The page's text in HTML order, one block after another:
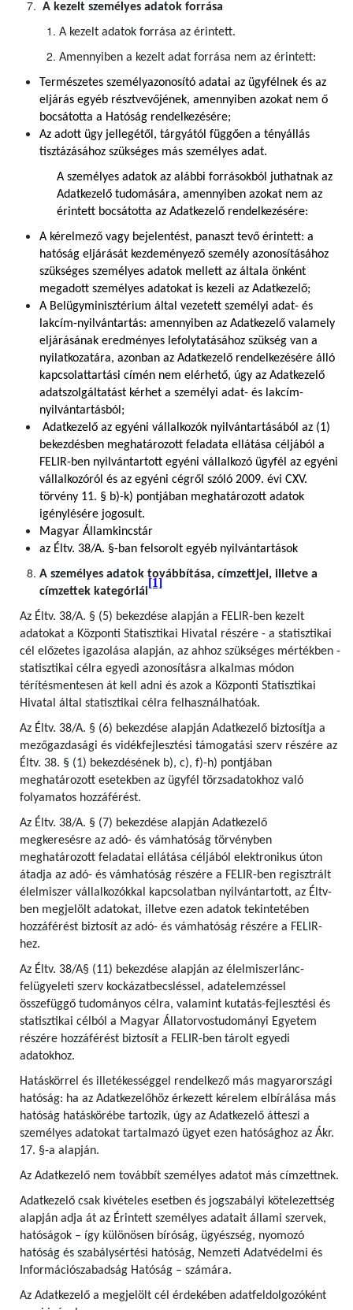
A kezelt személyes adatok forrása
A kezelt adatok forrása az érintett.
Amennyiben a kezelt adat forrása nem az érintett:
Természetes személyazonosító adatai az ügyfélnek és az
eljárás egyéb résztvevőjének, amennyiben azokat nem ő
bocsátotta a Hatóság rendelkezésére;
Az adott ügy jellegétől, tárgyától függően a tényállás
tisztázásához szükséges más személyes adat.
A személyes adatok az alábbi forrásokból juthatnak az
Adatkezelő tudomására, amennyiben azokat nem az
érintett bocsátotta az Adatkezelő rendelkezésére:
A kérelmező vagy bejelentést, panaszt tevő érintett: a
hatóság eljárását kezdeményező személy azonosításához
szükséges személyes adatok mellett az általa önként
megadott személyes adatokat is kezeli az Adatkezelő;
A Belügyminisztérium által vezetett személyi adat- és
lakcím-nyilvántartás: amennyiben az Adatkezelő valamely
eljárásának eredményes lefolytatásához szükség van a
nyilatkozatára, azonban az Adatkezelő rendelkezésére álló
kapcsolattartási címén nem elérhető, úgy az Adatkezelő
adatszolgáltatást kérhet a személyi adat- és lakcím-
nyilvántartásból;
Adatkezelő az egyéni vállalkozók nyilvántartásából az (1)
bekezdésben meghatározott feladata ellátása céljából a
FELIR-ben nyilvántartott egyéni vállalkozó ügyfél az egyéni
vállalkozóról és az egyéni cégről szóló 2009. évi CXV.
törvény 11. § b)-k) pontjában meghatározott adatok
igénylésére jogosult.
Magyar Államkincstár
az Éltv. 38/A. §-ban felsorolt egyéb nyilvántartások
A személyes adatok továbbítása, címzettjei, illetve a
címzettek kategóriái
[1]
Az Éltv. 38/A. § (5) bekezdése alapján a FELIR-ben kezelt
adatokat a Központi Statisztikai Hivatal részére - a statisztikai
cél előzetes igazolása alapján, az ahhoz szükséges mértékben -
statisztikai célra egyedi azonosításra alkalmas módon
térítésmentesen át kell adni és azok a Központi Statisztikai
Hivatal által statisztikai célra felhasználhatóak.
Az Éltv. 38/A. § (6) bekezdése alapján Adatkezelő biztosítja a
mezőgazdasági és vidékfejlesztési támogatási szerv részére az
Éltv. 38. § (1) bekezdésének b), c), f)-h) pontjában
meghatározott esetekben az ügyfél törzsadatokhoz való
folyamatos hozzáférést.
Az Éltv. 38/A. § (7) bekezdése alapján Adatkezelő
megkeresésre az adó- és vámhatóság törvényben
meghatározott feladatai ellátása céljából elektronikus úton
átadja az adó- és vámhatóság részére a FELIR-ben regisztrált
élelmiszer vállalkozókkal kapcsolatban nyilvántartott, az Éltv-
ben megjelölt adatokat, illetve ezen adatok tekintetében
hozzáférést biztosít az adó- és vámhatóság részére a FELIR-
hez.
Az Éltv. 38/A§ (11) bekezdése alapján az élelmiszerlánc-
felügyeleti szerv kockázatbecsléssel, adatelemzéssel
összefüggő tudományos célra, valamint kutatás-fejlesztési és
statisztikai célból a Magyar Állatorvostudományi Egyetem
részére hozzáférést biztosít a FELIR-ben tárolt egyedi
adatokhoz.
Hatáskörrel és illetékességgel rendelkező más magyarországi
hatóság: ha az Adatkezelőhöz érkezett kérelem elbírálása más
hatóság hatáskörébe tartozik, úgy az Adatkezelő átteszi a
személyes adatokat tartalmazó ügyet ezen hatósághoz az Ákr.
17. §-a alapján.
Az Adatkezelő nem továbbít személyes adatot más címzettnek.
Adatkezelő csak kivételes esetben és jogszabályi kötelezettség
alapján adja át az Érintett személyes adatait állami szervek,
hatóságok – így különösen bíróság, ügyészség, nyomozó
hatóság és szabálysértési hatóság, Nemzeti Adatvédelmi és
Információszabadság Hatóság – számára.
Az Adatkezelő a megjelölt cél érdekében adatfeldolgozóként